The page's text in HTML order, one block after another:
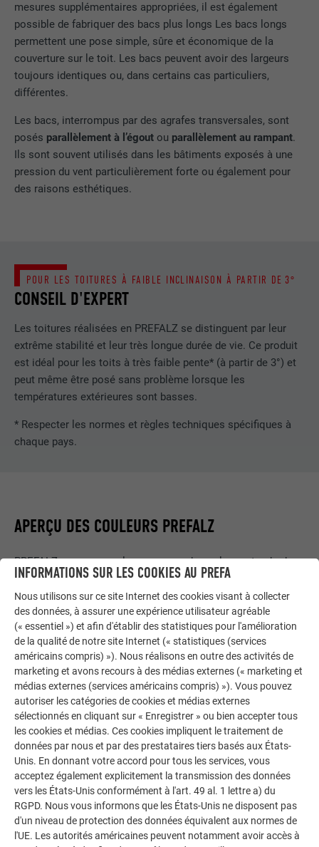
mesures supplémentaires appropriées, il est également
possible de fabriquer des bacs plus longs Les bacs longs
permettent une pose simple, sûre et économique de la
couverture sur le toit. Les bacs peuvent avoir des largeurs
toujours identiques ou, dans certains cas particuliers,
différentes.
Les bacs, interrompus par des agrafes transversales, sont
posés parallèlement à l’égout ou parallèlement au rampant.
Ils sont souvent utilisés dans les bâtiments exposés à une
pression du vent particulièrement forte ou également pour
des raisons esthétiques.
CONSEIL D'EXPERT
POUR LES TOITURES À FAIBLE INCLINAISON À PARTIR DE 3°
Les toitures réalisées en PREFALZ se distinguent par leur
extrême stabilité et leur très longue durée de vie. Ce produit
est idéal pour les toits à très faible pente* (à partir de 3°) et
peut même être posé sans problème lorsque les
températures extérieures sont basses.
* Respecter les normes et règles techniques spécifiques à
chaque pays.
APERÇU DES COULEURS PREFALZ
PREFALZ propose une large gamme de couleurs standard,
principalement en qualité P.10, avec une garantie de couleur
de 40 ans. Le revêtement couleur est appliqué et cuit en
plusieurs étapes selon le procédé dit de coil-coating. Cela
rend la couche de peinture façonnable et très résistante aux
intempéries.
APERÇU DE LA COULEUR (20)
COULEUR DÉSIGNATION SIMILAIRE À LA COULEUR RAL
01 P.10 brun 7013
02 P.10 anthracite 7016
INFORMATIONS SUR LES COOKIES AU PREFA
Nous utilisons sur ce site Internet des cookies visant à collecter
des données, à assurer une expérience utilisateur agréable
(« essentiel ») et afin d'établir des statistiques pour l'amélioration
de la qualité de notre site Internet (« statistiques (services
américains compris) »). Nous réalisons en outre des activités de
marketing et avons recours à des médias externes (« marketing et
médias externes (services américains compris) »). Vous pouvez
autoriser les catégories de cookies et médias externes
sélectionnés en cliquant sur « Enregistrer » ou bien accepter tous
les cookies et médias. Ces cookies impliquent le traitement de
données par nous et par des prestataires tiers basés aux États-
Unis. En donnant votre accord pour tous les services, vous
acceptez également explicitement la transmission des données
vers les États-Unis conformément à l'art. 49 al. 1 lettre a) du
RGPD. Nous vous informons que les États-Unis ne disposent pas
d'un niveau de protection des données équivalent aux normes de
l'UE. Les autorités américaines peuvent notamment avoir accès à